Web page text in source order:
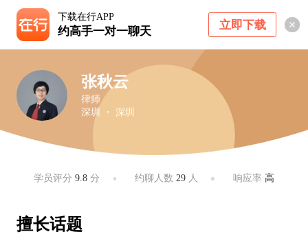
下载在行APP
约高手一对一聊天 立即下载
张秋云
律师
深圳 ・ 深圳
学员评分9.8 分 约聊人数 29人 响应率 高
擅长话题